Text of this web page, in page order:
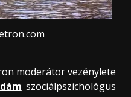
moderátor vezénylete
szociálpszichológus